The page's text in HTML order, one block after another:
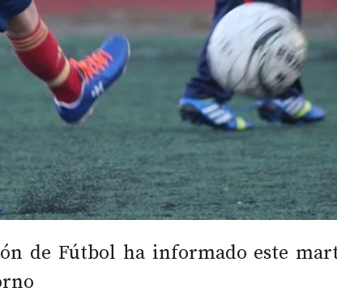
de Fútbol ha informado este